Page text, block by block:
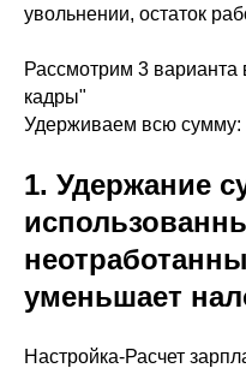
увольнении, остаток
Рассмотрим 3
кадры"
Удерживаем всю сумму:
1. Удержание
уменьшает
Настройка-Расчет